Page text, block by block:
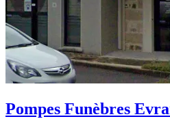
Pompes Funèbres